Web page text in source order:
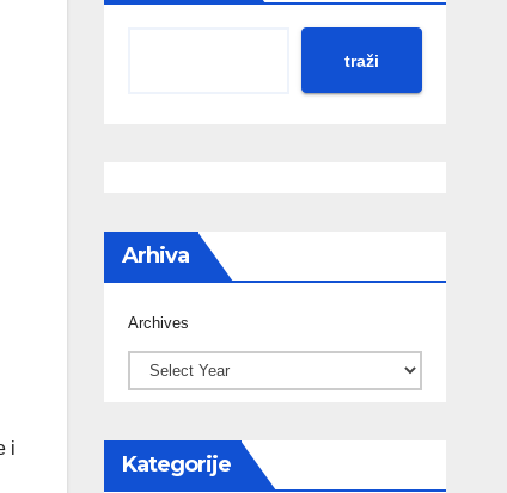
i
traži
Arhiva
Archives
Kategorije